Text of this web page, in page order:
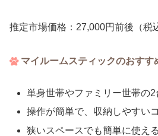
推定市場価格：27,000円前後（税
マイルームスティックのおすす
単身世帯やファミリー世帯の
操作が簡単で、収納しやすい
狭いスペースでも簡単に使え